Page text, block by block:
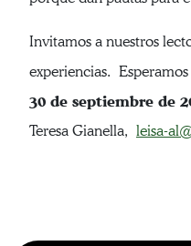
Invitamos a nuestros
experiencias.
30 de septiembre de
Teresa Gianella, leisa-